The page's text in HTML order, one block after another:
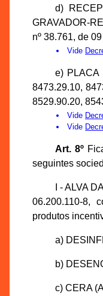
d)
GRAVADOR-
nº 38.761, de
Vide
e) PLACA
8473.29.10,
8529.90.20,
Vide
Vide
Art. 8º
seguintes
I - ALVA
06.200.110-8,
produtos
a)
b)
c) CERA